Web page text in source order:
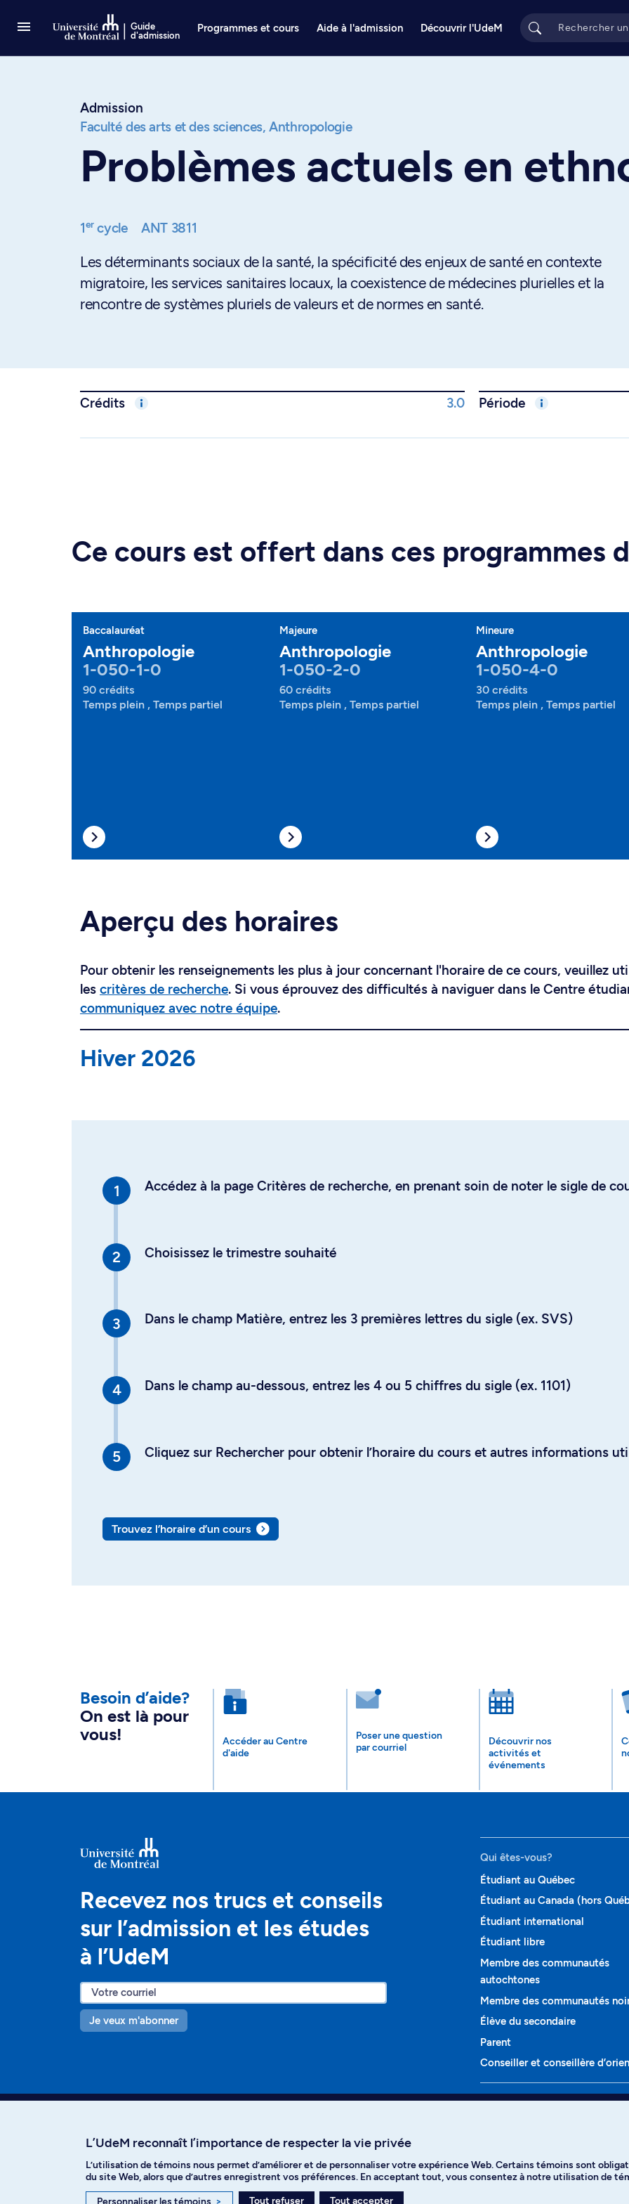
Guide
d'admission
Programmes et cours Aide à l'admission Découvrir l'UdeM
Admission
Faculté des arts et des sciences, Anthropologie
Problèmes actuels en
1ercycle ANT 3811
Les déterminants sociaux de la santé, la spécificité des enjeux de santé en contexte
migratoire, les services sanitaires locaux, la coexistence de médecines plurielles et la
rencontre de systèmes pluriels de valeurs et de normes en santé.
Crédits 3.0 Période
Ce cours est offert dans ces programmes
Baccalauréat
Anthropologie
1-050-1-0
90 crédits
Temps plein , Temps partiel
Majeure
Anthropologie
1-050-2-0
60 crédits
Temps plein , Temps partiel
Mineure
Anthropologie
1-050-4-0
30 crédits
Temps plein , Temps partiel
Aperçu des horaires
Pour obtenir les renseignements les plus à jour concernant l'horaire de ce cours, veuillez
les critères de recherche. Si vous éprouvez des difficultés à naviguer dans le Centre
communiquez avec notre équipe.
Hiver 2026
Accédez à la page Critères de recherche, en prenant soin de noter le sigle de
Choisissez le trimestre souhaité
Dans le champ Matière, entrez les 3 premières lettres du sigle (ex. SVS)
Dans le champ au-dessous, entrez les 4 ou 5 chiffres du sigle (ex. 1101)
Cliquez sur Rechercher pour obtenir l’horaire du cours et autres informations
Trouvez l’horaire d’un cours
Besoin d’aide?
On est là pour
vous!
Accéder au Centre
d'aide
Poser une question
par courriel
Découvrir nos
activités et
événements
Recevez nos trucs et conseils
sur l’admission et les études
à l’UdeM
Je veux m'abonner
Qui êtes-vous?
Étudiant au Québec
Étudiant au Canada (hors
Étudiant international
Étudiant libre
Membre des communautés
autochtones
Membre des communautés
Élève du secondaire
Parent
Conseiller et conseillère
Programmes et cours
Facebook Instagram TikTok YouTube Spotify
L’UdeM reconnaît l’importance de respecter la vie privée
L’utilisation de témoins nous permet d’améliorer et de personnaliser votre expérience Web. Certains témoins sont
du site Web, alors que d’autres enregistrent vos préférences. En acceptant tout, vous consentez à notre utilisation de
Personnaliser les témoins > Tout refuser Tout accepter